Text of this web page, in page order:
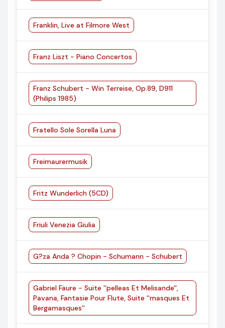
Franklin, Live at Filmore West
Franz Liszt - Piano Concertos
Franz Schubert - Win Terreise, Op.89, D911
(Philips 1985)
Fratello Sole Sorella Luna
Freimaurermusik
Fritz Wunderlich (5CD)
Friuli Venezia Giulia
G?za Anda ? Chopin - Schumann - Schubert
Gabriel Faure - Suite ''pelleas Et Melisande'',
Pavana, Fantasie Pour Flute, Suite ''masques Et
Bergamasques''